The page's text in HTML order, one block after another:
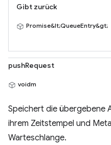
Gibt zurück
Promise&lt;QueueEntry&gt;
pushRequest
voidm
Speichert die übergebene
ihrem Zeitstempel und
Warteschlange.